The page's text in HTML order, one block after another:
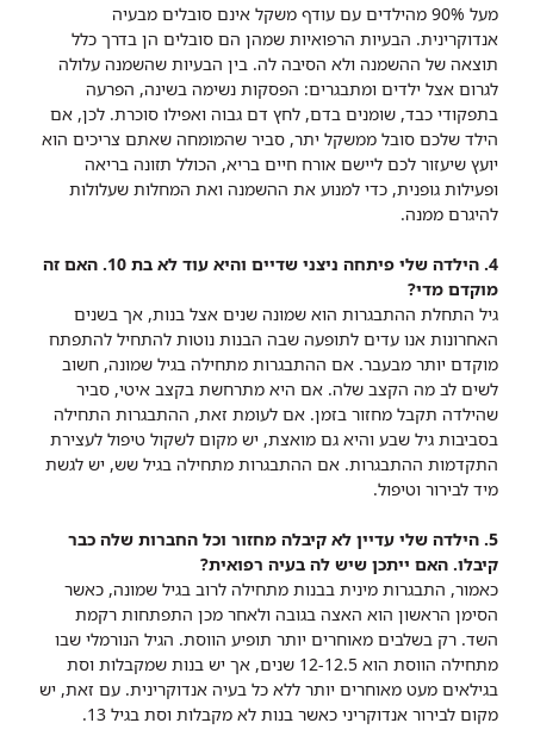
מעל 90% מהילדים עם עודף משקל אינם סובלים מבעיה
אנדוקרינית. הבעיות הרפואיות שמהן הם סובלים הן בדרך כלל
תוצאה של ההשמנה ולא הסיבה לה. בין הבעיות שהשמנה עלולה
לגרום אצל ילדים ומתבגרים: הפסקות נשימה בשינה, הפרעה
בתפקודי כבד, שומנים בדם, לחץ דם גבוה ואפילו סוכרת. לכן, אם
הילד שלכם סובל ממשקל יתר, סביר שהמומחה שאתם צריכים הוא
יועץ שיעזור לכם ליישם אורח חיים בריא, הכולל תזונה בריאה
ופעילות גופנית, כדי למנוע את ההשמנה ואת המחלות שעלולות
להיגרם ממנה.
4. הילדה שלי פיתחה ניצני שדיים והיא עוד לא בת 10. האם זה
מוקדם מדי?
גיל התחלת ההתבגרות הוא שמונה שנים אצל בנות, אך בשנים
האחרונות אנו עדים לתופעה שבה הבנות נוטות להתחיל להתפתח
מוקדם יותר מבעבר. אם ההתבגרות מתחילה בגיל שמונה, חשוב
לשים לב מה הקצב שלה. אם היא מתרחשת בקצב איטי, סביר
שהילדה תקבל מחזור בזמן. אם לעומת זאת, ההתבגרות התחילה
בסביבות גיל שבע והיא גם מואצת, יש מקום לשקול טיפול לעצירת
התקדמות ההתבגרות. אם ההתבגרות מתחילה בגיל שש, יש לגשת
מיד לבירור וטיפול.
5. הילדה שלי עדיין לא קיבלה מחזור וכל החברות שלה כבר
קיבלו. האם ייתכן שיש לה בעיה רפואית?
כאמור, התבגרות מינית בבנות מתחילה לרוב בגיל שמונה, כאשר
הסימן הראשון הוא האצה בגובה ולאחר מכן התפתחות רקמת
השד. רק בשלבים מאוחרים יותר תופיע הווסת. הגיל הנורמלי שבו
מתחילה הווסת הוא 12-12.5 שנים, אך יש בנות שמקבלות וסת
בגילאים מעט מאוחרים יותר ללא כל בעיה אנדוקרינית. עם זאת, יש
מקום לבירור אנדוקריני כאשר בנות לא מקבלות וסת בגיל 13.